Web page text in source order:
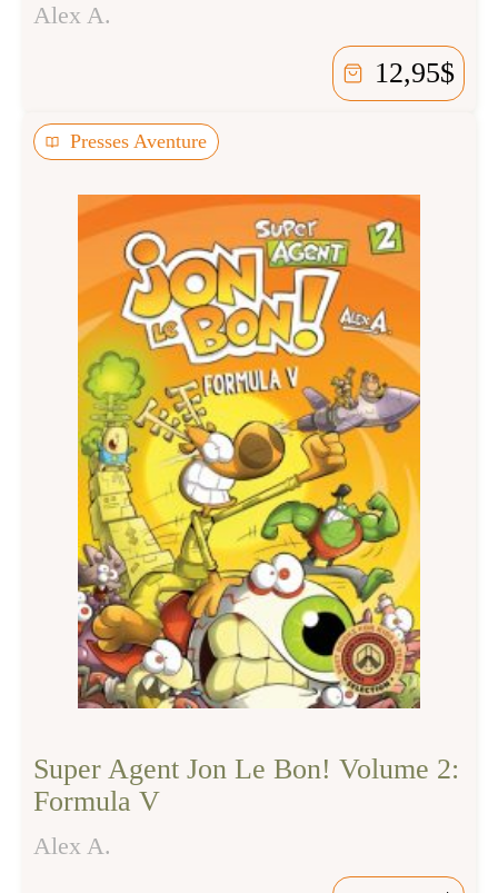
Alex A.
12,95$
Presses Aventure
Super Agent Jon Le Bon! Volume 2:
Formula V
Alex A.